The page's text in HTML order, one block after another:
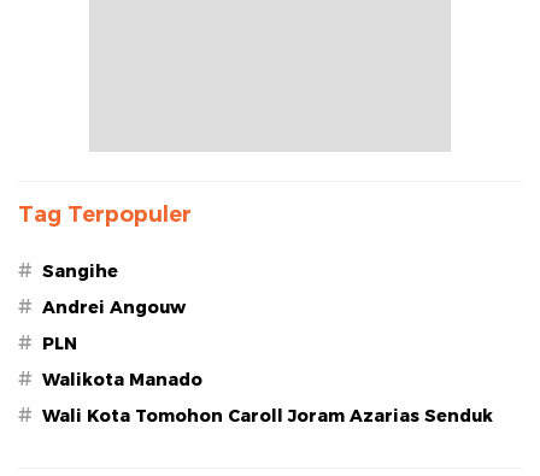
Tag Terpopuler
# Sangihe
# Andrei Angouw
# PLN
# Walikota Manado
# Wali Kota Tomohon Caroll Joram Azarias Senduk